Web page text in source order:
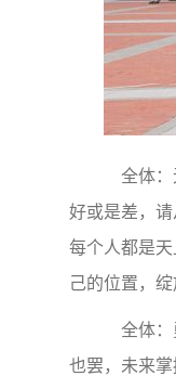
全体：
好或是差，请
每个人都是
己的位置，绽
全体：
也罢，未来